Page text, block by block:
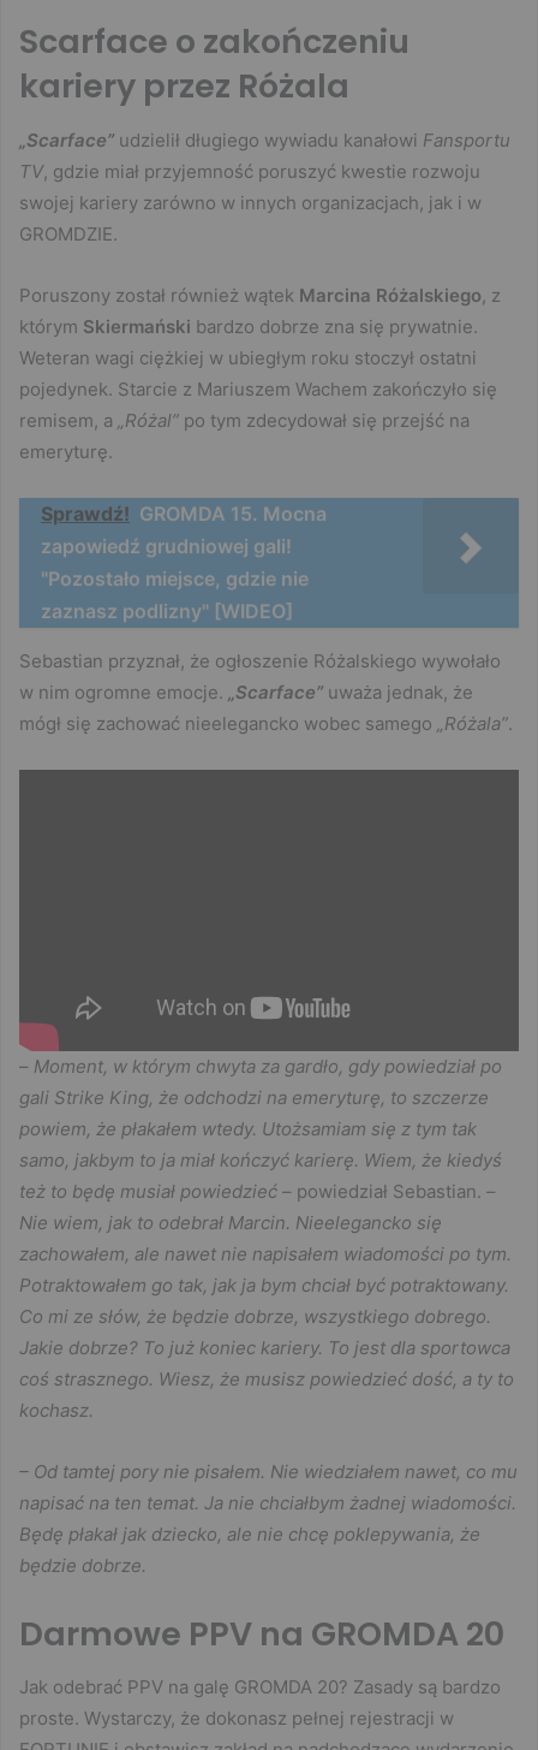
Scarface o zakończeniu
kariery przez Różala
„Scarface” udzielił długiego wywiadu kanałowi Fansportu
TV, gdzie miał przyjemność poruszyć kwestie rozwoju
swojej kariery zarówno w innych organizacjach, jak i w
GROMDZIE.
Poruszony został również wątek Marcina Różalskiego, z
którym Skiermański bardzo dobrze zna się prywatnie.
Weteran wagi ciężkiej w ubiegłym roku stoczył ostatni
pojedynek. Starcie z Mariuszem Wachem zakończyło się
remisem, a „Różal” po tym zdecydował się przejść na
emeryturę.
Sprawdź! GROMDA 15. Mocna
zapowiedź grudniowej gali!
"Pozostało miejsce, gdzie nie
zaznasz podlizny" [WIDEO]
Sebastian przyznał, że ogłoszenie Różalskiego wywołało
w nim ogromne emocje. „Scarface” uważa jednak, że
mógł się zachować nieelegancko wobec samego „Różala”.
– Moment, w którym chwyta za gardło, gdy powiedział po
gali Strike King, że odchodzi na emeryturę, to szczerze
powiem, że płakałem wtedy. Utożsamiam się z tym tak
samo, jakbym to ja miał kończyć karierę. Wiem, że kiedyś
też to będę musiał powiedzieć – powiedział Sebastian. –
Nie wiem, jak to odebrał Marcin. Nieelegancko się
zachowałem, ale nawet nie napisałem wiadomości po tym.
Potraktowałem go tak, jak ja bym chciał być potraktowany.
Co mi ze słów, że będzie dobrze, wszystkiego dobrego.
Jakie dobrze? To już koniec kariery. To jest dla sportowca
coś strasznego. Wiesz, że musisz powiedzieć dość, a ty to
kochasz.
– Od tamtej pory nie pisałem. Nie wiedziałem nawet, co mu
napisać na ten temat. Ja nie chciałbym żadnej wiadomości.
Będę płakał jak dziecko, ale nie chcę poklepywania, że
będzie dobrze.
Darmowe PPV na GROMDA 20
Jak odebrać PPV na galę GROMDA 20? Zasady są bardzo
proste. Wystarczy, że dokonasz pełnej rejestracji w